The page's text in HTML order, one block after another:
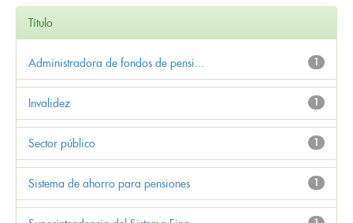
Título
1
Administradora de fondos de pensi...
1
Invalidez
1
Sector público
1
Sistema de ahorro para pensiones